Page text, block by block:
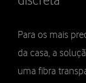
Para os mais
da casa, a
uma fibra